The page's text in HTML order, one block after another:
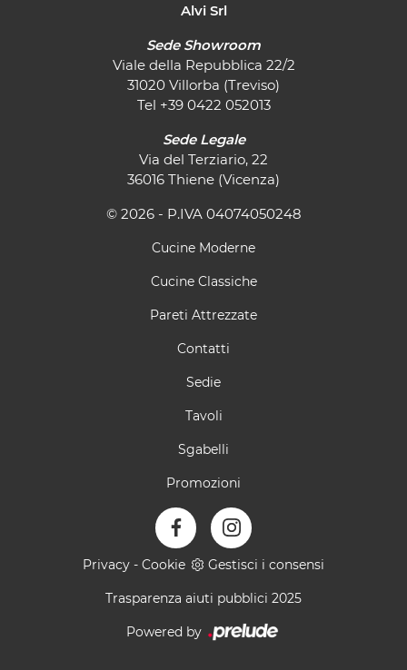
Alvi Srl
Sede Showroom
Viale della Repubblica 22/2
31020 Villorba (Treviso)
Tel +39 0422 052013
Sede Legale
Via del Terziario, 22
36016 Thiene (Vicenza)
© 2026 - P.IVA 04074050248
Cucine Moderne
Cucine Classiche
Pareti Attrezzate
Contatti
Sedie
Tavoli
Sgabelli
Promozioni
Privacy - Cookie Gestisci i consensi
Trasparenza aiuti pubblici 2025
Powered by